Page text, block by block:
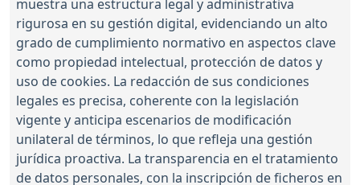
muestra una estructura legal y administrativa
rigurosa en su gestión digital, evidenciando un alto
grado de cumplimiento normativo en aspectos clave
como propiedad intelectual, protección de datos y
uso de cookies. La redacción de sus condiciones
legales es precisa, coherente con la legislación
vigente y anticipa escenarios de modificación
unilateral de términos, lo que refleja una gestión
jurídica proactiva. La transparencia en el tratamiento
de datos personales, con la inscripción de ficheros en